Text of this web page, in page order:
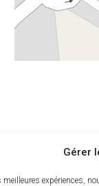
Gérer
meilleures expériences,